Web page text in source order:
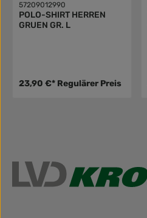
57209012990
POLO-SHIRT HERREN
GRUEN GR. L
23,90 €* Regulärer Preis